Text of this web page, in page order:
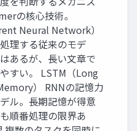
の核心技術。
Neural Network）
理する従来のモデ
あるが、長い文章で
すい。 LSTM（Long
） RNNの記憶力
ル。長期記憶が得意
順番処理の限界あ